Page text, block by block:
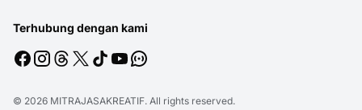
Terhubung dengan kami
© 2026 MITRAJASAKREATIF. All rights reserved.